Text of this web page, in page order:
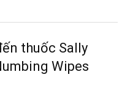
thuốc Sally
Wipes